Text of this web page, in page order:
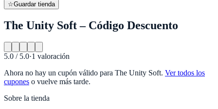
☆Guardar tienda
The Unity Soft – Código Descuento
5.0 / 5.0·1 valoración
Ahora no hay un cupón válido para The Unity Soft. Ver todos los
cupones o vuelve más tarde.
Sobre la tienda